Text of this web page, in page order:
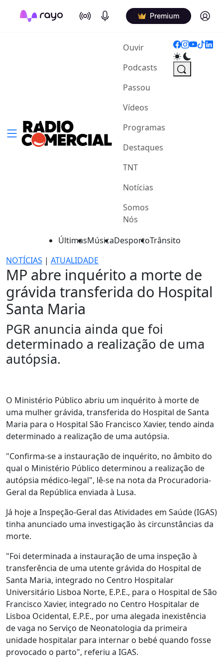
On Air Podcasts Premium Log in
Ouvir(current)
Podcasts
Passou
Vídeos
Programas
Destaques
TNT
Notícias
Somos
Nós
ÚltimasMúsicaDesportoTrânsito
NOTÍCIAS | ATUALIDADE
MP abre inquérito a morte de
grávida transferida do Hospital
Santa Maria
PGR anuncia ainda que foi
determinado a realização de uma
autópsia.
O Ministério Público abriu um inquérito à morte de
uma mulher grávida, transferida do Hospital de Santa
Maria para o Hospital São Francisco Xavier, tendo ainda
determinado a realização de uma autópsia.
"Confirma-se a instauração de inquérito, no âmbito do
qual o Ministério Público determinou a realização de
autópsia médico-legal", lê-se na nota da Procuradoria-
Geral da República enviada à Lusa.
Já hoje a Inspeção-Geral das Atividades em Saúde (IGAS)
tinha anunciado uma investigação às circunstâncias da
morte.
"Foi determinada a instauração de uma inspeção à
transferência de uma utente grávida do Hospital de
Santa Maria, integrado no Centro Hospitalar
Universitário Lisboa Norte, E.P.E., para o Hospital de São
Francisco Xavier, integrado no Centro Hospitalar de
Lisboa Ocidental, E.P.E., por uma alegada inexistência
de vaga no Serviço de Neonatologia da primeira
unidade hospitalar para internar o bebé quando fosse
provocado o parto", referiu a IGAS.